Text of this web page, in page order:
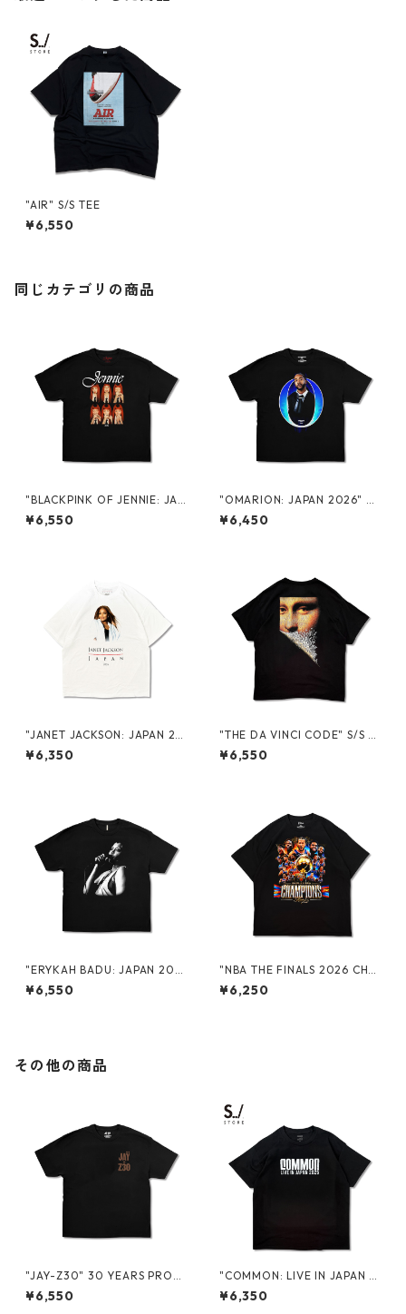
"AIR" S/S TEE
¥6,550
同じカテゴリの商品
"BLACKPINK OF JENNIE: JAP
AN 2026" PROMO S/S TEE
¥6,550
"OMARION: JAPAN 2026" P
ROMO S/S TEE
¥6,450
"JANET JACKSON: JAPAN 20
26" PROMO S/S TEE
¥6,350
"THE DA VINCI CODE" S/S T
EE
¥6,550
"ERYKAH BADU: JAPAN 202
6" PROMO S/S TEE
¥6,550
"NBA THE FINALS 2026 CHA
¥6,250
その他の商品
"JAY-Z30" 30 YEARS PROM
O S/S TEE
¥6,550
"COMMON: LIVE IN JAPAN 2
025" PROMO S/S TEE
¥6,350